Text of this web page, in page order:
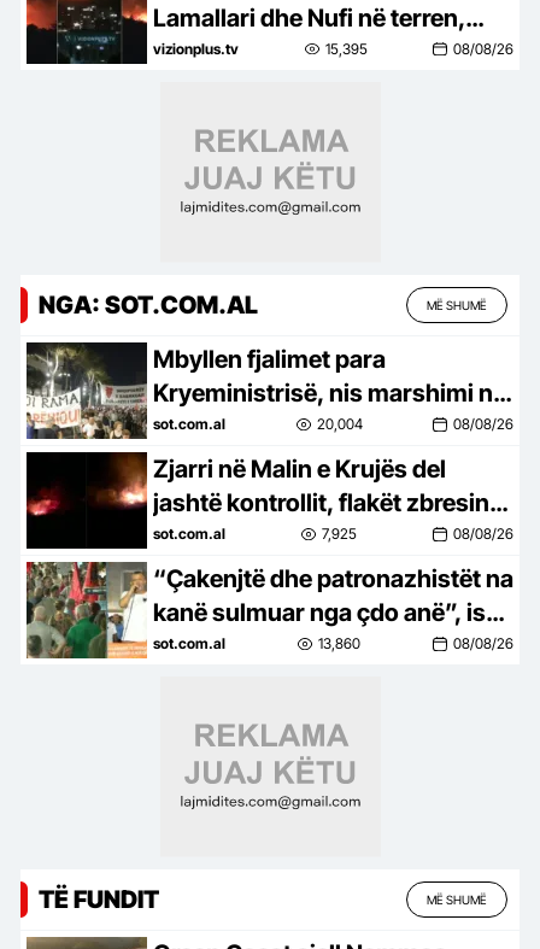
Lamallari dhe Nufi në terren,
apel banorëve pë evakuim
vizionplus.tv 15,395 08/08/26
NGA: SOT.COM.AL MË SHUMË
Mbyllen fjalimet para
Kryeministrisë, nis marshimi në
Bulevard: Nesër më shumë!
sot.com.al 20,004 08/08/26
Zjarri në Malin e Krujës del
jashtë kontrollit, flakët zbresin
drejt zonave të banuara
sot.com.al 7,925 08/08/26
“Çakenjtë dhe patronazhistët na
kanë sulmuar nga çdo anë”, ish-
luftëtari i UÇK-së: Destinacioni
sot.com.al 13,860 08/08/26
TË FUNDIT MË SHUMË